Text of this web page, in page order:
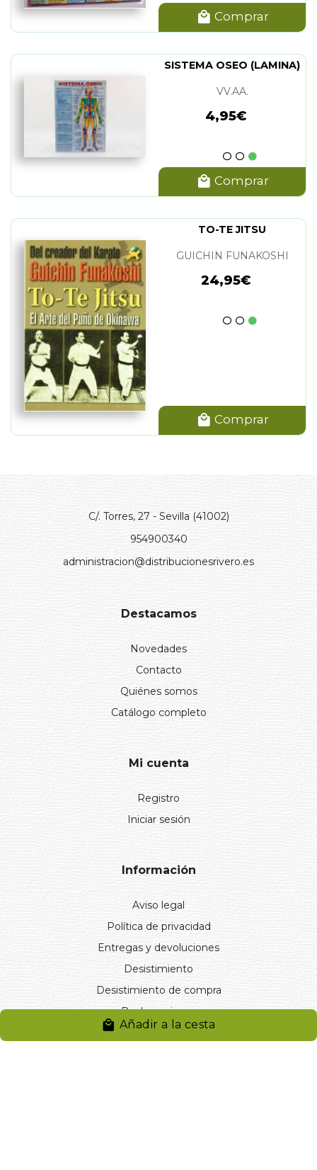
Añadir a la cesta
Comprar
SISTEMA OSEO (LAMINA)
VV.AA.
4,95€
Comprar
TO-TE JITSU
GUICHIN FUNAKOSHI
24,95€
Comprar
C/. Torres, 27 - Sevilla (41002)
954900340
administracion@distribucionesrivero.es
Destacamos
Novedades
Contacto
Quiénes somos
Catálogo completo
Mi cuenta
Registro
Iniciar sesión
Información
Aviso legal
Política de privacidad
Entregas y devoluciones
Desistimiento
Desistimiento de compra
Reclamaciones
Cookies